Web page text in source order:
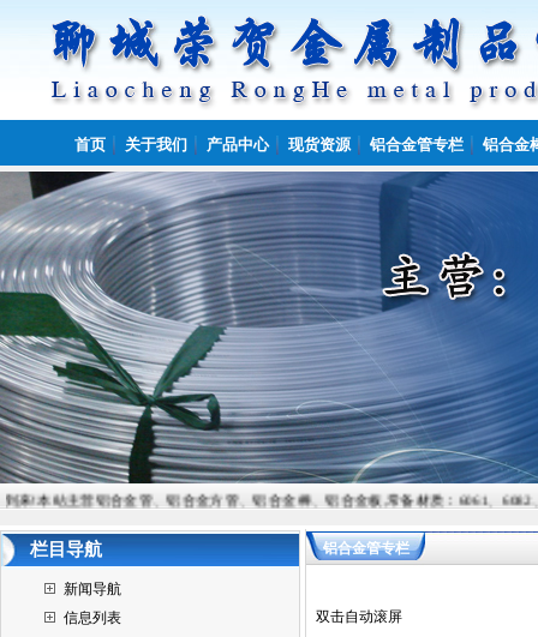
首页 关于我们 产品中心 现货资源 铝合金管专栏 铝合金
!本站主营铝合金管、铝合金方管、铝合金棒、铝合金板,常备材质：6061、6082、
栏目导航
新闻导航
信息列表
铝合金管专栏
双击自动滚屏